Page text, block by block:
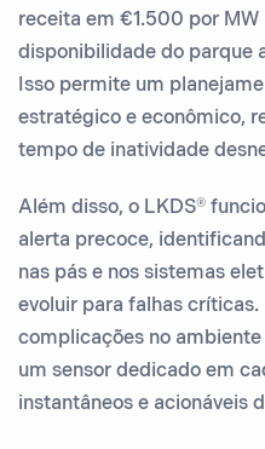
receita em €1.500 por
disponibilidade do parque
Isso permite um
estratégico e econômico,
tempo de inatividade
Além disso, o LKDS®
alerta precoce,
nas pás e nos sistemas
evoluir para falhas
complicações no
um sensor dedicado em
instantâneos e acionáveis